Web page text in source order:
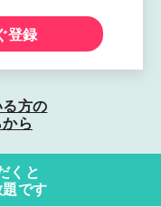
登録
方の
ら
くと
です